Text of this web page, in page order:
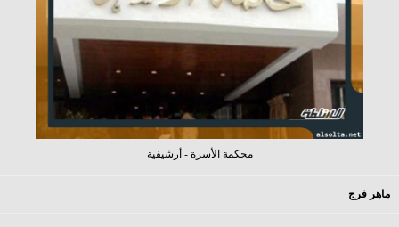
محكمة الأسرة - أرشيفية
ماهر فرج